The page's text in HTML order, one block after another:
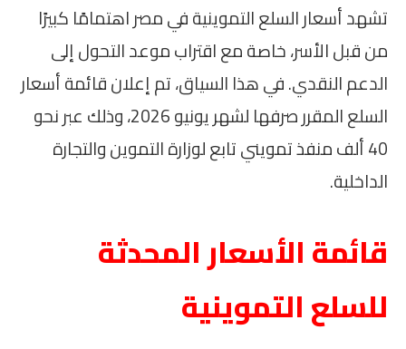
تشهد أسعار السلع التموينية في مصر اهتمامًا كبيرًا
من قبل الأسر، خاصة مع اقتراب موعد التحول إلى
الدعم النقدي. في هذا السياق، تم إعلان قائمة أسعار
السلع المقرر صرفها لشهر يونيو 2026، وذلك عبر نحو
40 ألف منفذ تمويني تابع لوزارة التموين والتجارة
الداخلية.
قائمة الأسعار المحدثة
للسلع التموينية